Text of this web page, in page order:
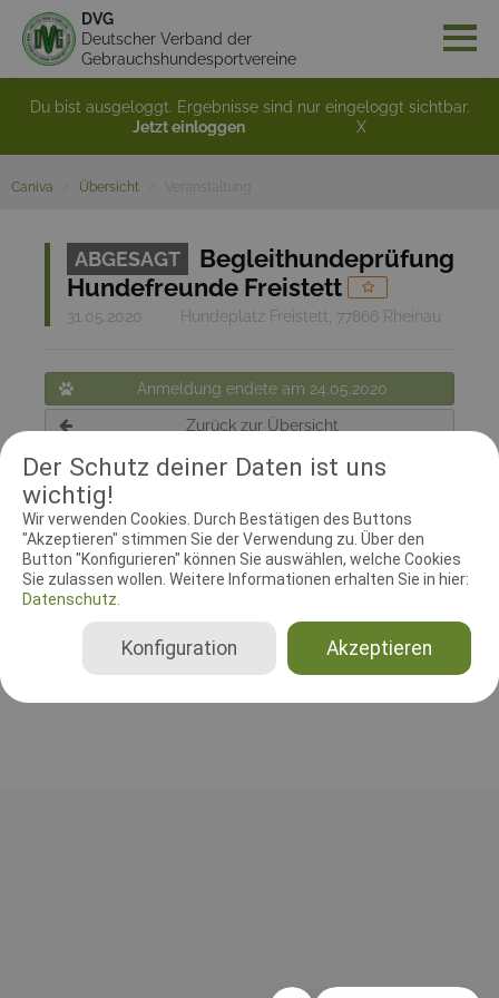
Der Schutz deiner Daten ist uns
wichtig!
Wir verwenden Cookies. Durch Bestätigen des Buttons
"Akzeptieren" stimmen Sie der Verwendung zu. Über den
Button "Konfigurieren" können Sie auswählen, welche Cookies
Sie zulassen wollen. Weitere Informationen erhalten Sie in hier:
Datenschutz.
Akzeptieren
Konfiguration
DVG
Deutscher Verband der
Gebrauchshundesportvereine
Du bist ausgeloggt. Ergebnisse sind nur eingeloggt sichtbar.
Jetzt einloggen
X
Caniva Übersicht
ABGESAGT
Begleithundeprüfung
Hundefreunde Freistett
31.05.2020 Hundeplatz Freistett, 77866 Rheinau
Anmeldung endete am 24.05.2020
Zurück zur Übersicht
RICHTER UND HELFER
Leistungsrichter
Deutschland
Gesamt